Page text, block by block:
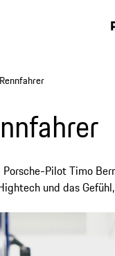
Pilot Timo
und das